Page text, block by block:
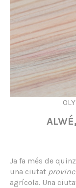
Ja fa més de
una ciutat
agrícola. Una